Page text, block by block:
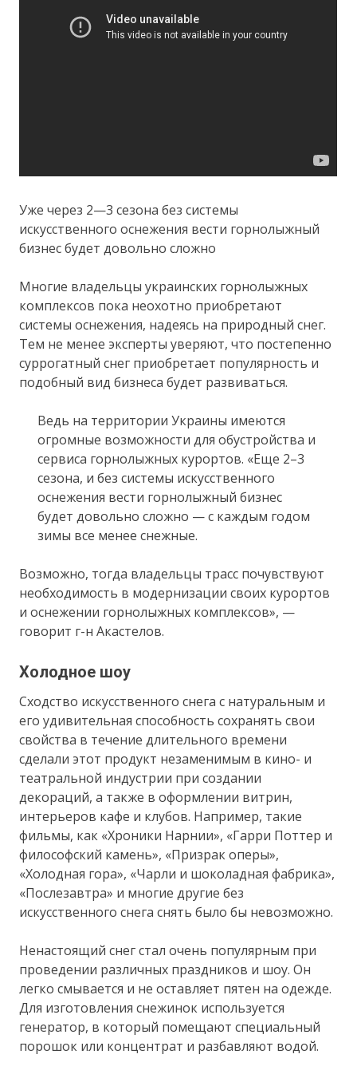
Уже через 2—3 сезона без системы
искусственного оснежения вести горнолыжный
бизнес будет довольно сложно
Многие владельцы украинских горнолыжных
комплексов пока неохотно приобретают
системы оснежения, надеясь на природный снег.
Тем не менее эксперты уверяют, что постепенно
суррогатный снег приобретает популярность и
подобный вид бизнеса будет развиваться.
Ведь на территории Украины имеются
огромные возможности для обустройства и
сервиса горнолыжных курортов. «Еще 2–3
сезона, и без системы искусственного
оснежения вести горнолыжный бизнес
будет довольно сложно — с каждым годом
зимы все менее снежные.
Возможно, тогда владельцы трасс почувствуют
необходимость в модернизации своих курортов
и оснежении горнолыжных комплексов», —
говорит г-н Акастелов.
Холодное шоу
Сходство искусственного снега с натуральным и
его удивительная способность сохранять свои
свойства в течение длительного времени
сделали этот продукт незаменимым в кино- и
театральной индустрии при создании
декораций, а также в оформлении витрин,
интерьеров кафе и клубов. Например, такие
фильмы, как «Хроники Нарнии», «Гарри Поттер и
философский камень», «Призрак оперы»,
«Холодная гора», «Чарли и шоколадная фабрика»,
«Послезавтра» и многие другие без
искусственного снега снять было бы невозможно.
Ненастоящий снег стал очень популярным при
проведении различных праздников и шоу. Он
легко смывается и не оставляет пятен на одежде.
Для изготовления снежинок используется
генератор, в который помещают специальный
порошок или концентрат и разбавляют водой.